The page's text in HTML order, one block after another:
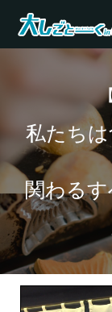
私たち
関わる